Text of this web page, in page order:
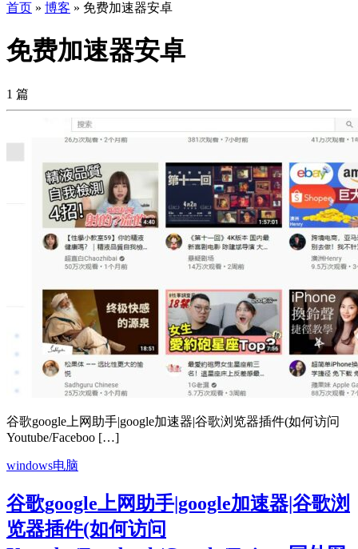
首页 » 博客 » 免费加速器安卓
免费加速器安卓
1 篇
谷歌google上网助手|google加速器|谷歌浏览器插件(如何访问
Youtube/Faceboo […]
windows电脑
谷歌google上网助手|google加速器|谷歌浏
览器插件(如何访问